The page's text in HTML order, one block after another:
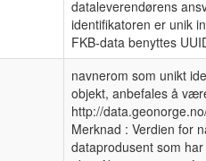
dataleverendørens
identifikatoren er unik
FKB-data benyttes
navnerom som unikt
objekt, anbefales å
http://
Merknad : Verdien for
dataprodusent som